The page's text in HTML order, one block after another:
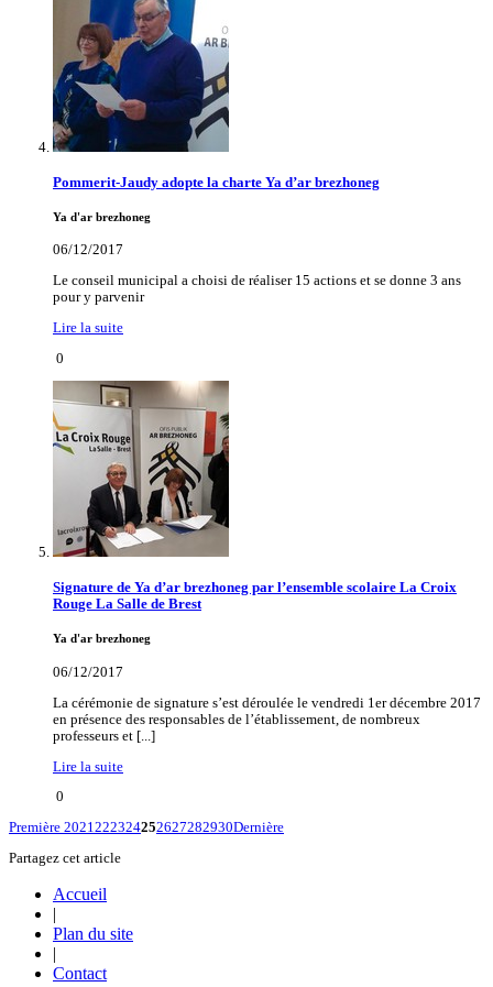
Pommerit-Jaudy adopte la charte Ya d’ar brezhoneg
Ya d'ar brezhoneg
06/12/2017
Le conseil municipal a choisi de réaliser 15 actions et se donne 3 ans
pour y parvenir
Lire la suite
0
Signature de Ya d’ar brezhoneg par l’ensemble scolaire La Croix
Rouge La Salle de Brest
Ya d'ar brezhoneg
06/12/2017
La cérémonie de signature s’est déroulée le vendredi 1er décembre 2017
en présence des responsables de l’établissement, de nombreux
professeurs et [...]
Lire la suite
0
Première 2021222324252627282930Dernière
Partagez cet article
Accueil
|
Plan du site
|
Contact